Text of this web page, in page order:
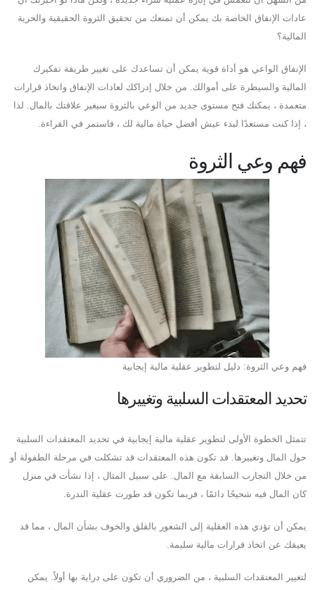
عادات الإنفاق الخاصة بك يمكن أن تمنعك من تحقيق الثروة الحقيقية والحرية
المالية؟
الإنفاق الواعي هو أداة قوية يمكن أن تساعدك على تغيير طريقة تفكيرك
المالية والسيطرة على أموالك. من خلال إدراكك لعادات الإنفاق واتخاذ قرارات
متعمدة ، يمكنك فتح مستوى جديد من الوعي بالثروة سيغير علاقتك بالمال. لذا
، إذا كنت مستعدًا لبدء عيش أفضل حياة مالية لك ، فاستمر في القراءة.
فهم وعي الثروة
فهم وعي الثروة: دليل لتطوير عقلية مالية إيجابية
تحديد المعتقدات السلبية وتغييرها
تتمثل الخطوة الأولى لتطوير عقلية مالية إيجابية في تحديد المعتقدات السلبية
حول المال وتغييرها. قد تكون هذه المعتقدات قد تشكلت في مرحلة الطفولة أو
من خلال التجارب السابقة مع المال. على سبيل المثال ، إذا نشأت في منزل
كان المال فيه شحيحًا دائمًا ، فربما تكون قد طورت عقلية الندرة.
يمكن أن تؤدي هذه العقلية إلى الشعور بالقلق والخوف بشأن المال ، مما قد
يعيقك عن اتخاذ قرارات مالية سليمة.
لتغيير المعتقدات السلبية ، من الضروري أن تكون على دراية بها أولاً. يمكن